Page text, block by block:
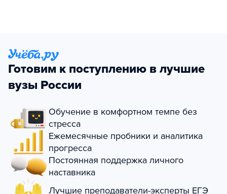
Готовим к поступлению в лучшие
вузы России
Обучение в комфортном темпе без
стресса
Ежемесячные пробники и аналитика
прогресса
Постоянная поддержка личного
наставника
Лучшие преподаватели-эксперты ЕГЭ